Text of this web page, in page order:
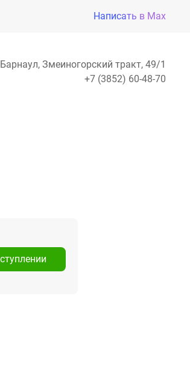
Написать в Max
Барнаул, Змеиногорский тракт, 49/1
+7 (3852) 60-48-70